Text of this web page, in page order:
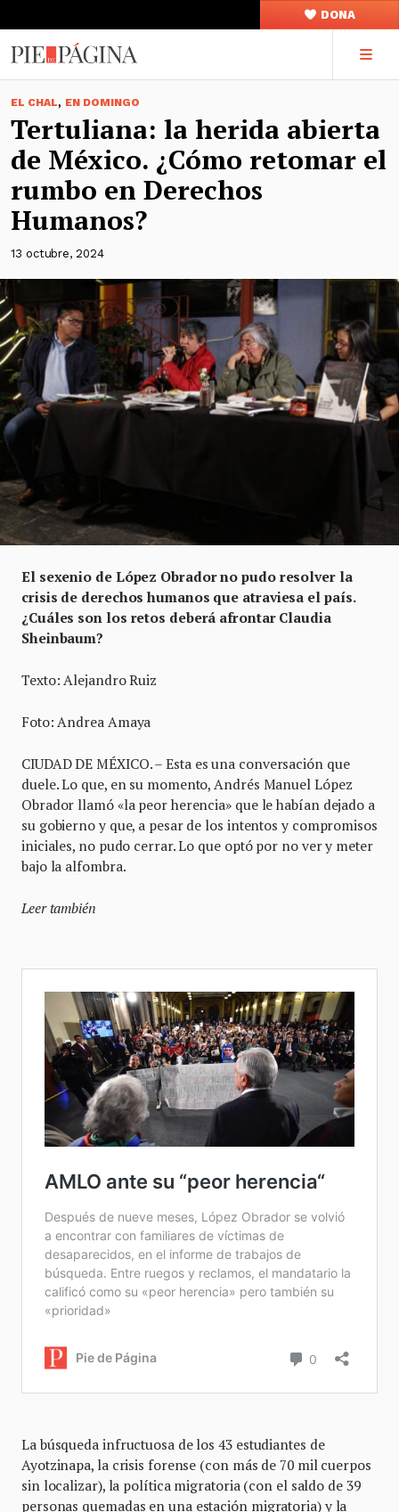
DONA
EL CHAL, EN DOMINGO
Tertuliana: la herida abierta
de México. ¿Cómo retomar el
rumbo en Derechos
Humanos?
13 octubre, 2024
El sexenio de López Obrador no pudo resolver la
crisis de derechos humanos que atraviesa el país.
¿Cuáles son los retos deberá afrontar Claudia
Sheinbaum?
Texto: Alejandro Ruiz
Foto: Andrea Amaya
CIUDAD DE MÉXICO. – Esta es una conversación que
duele. Lo que, en su momento, Andrés Manuel López
Obrador llamó «la peor herencia» que le habían dejado a
su gobierno y que, a pesar de los intentos y compromisos
iniciales, no pudo cerrar. Lo que optó por no ver y meter
bajo la alfombra.
Leer también
La búsqueda infructuosa de los 43 estudiantes de
Ayotzinapa, la crisis forense (con más de 70 mil cuerpos
sin localizar), la política migratoria (con el saldo de 39
personas quemadas en una estación migratoria) y la